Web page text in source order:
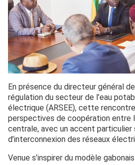
En présence du directeur général
régulation du secteur de l’eau
électrique (ARSEE), cette
perspectives de coopération entre
centrale, avec un accent particulier
d’interconnexion des réseaux
Venue s’inspirer du modèle